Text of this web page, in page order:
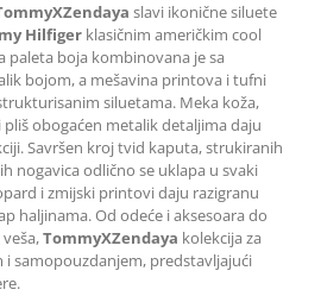
slavi ikonične siluete
Hilfiger klasičnim američkim cool
paleta boja kombinovana je sa
bojom, a mešavina printova i tufni
siluetama. Meka koža,
obogaćen metalik detaljima daju
Savršen kroj tvid kaputa, strukiranih
nogavica odlično se uklapa u svaki
i zmijski printovi daju razigranu
haljinama. Od odeće i aksesoara do
TommyXZendaya kolekcija za
i samopouzdanjem, predstavljajući